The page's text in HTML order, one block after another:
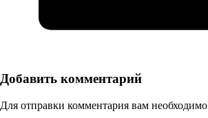
Добавить комментарий
Для отправки комментария вам необходимо